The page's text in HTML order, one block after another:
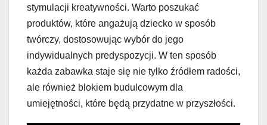
stymulacji kreatywności. Warto poszukać
produktów, które angażują dziecko w sposób
twórczy, dostosowując wybór do jego
indywidualnych predyspozycji. W ten sposób
każda zabawka staje się nie tylko źródłem radości,
ale również blokiem budulcowym dla
umiejętności, które będą przydatne w przyszłości.